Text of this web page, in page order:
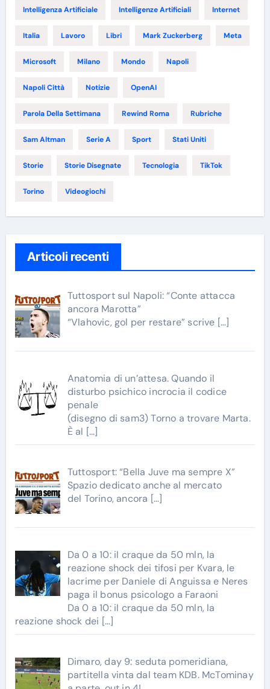
Intelligenza Artificiale Intelligenze Artificiali Internet
Italia Lavoro Libri Mark Zuckerberg Meta
Microsoft Milano Mondo Napoli
Napoli Città Notizie OpenAI
Parola Della Settimana Rewind Roma Rubriche
Sam Altman Serie A Sport Stati Uniti
Storie Storie Disegnate Tecnologia TikTok
Torino Videogiochi
Articoli recenti
Tuttosport sul Napoli: “Conte attacca
ancora Marotta”
“Vlahovic, gol per restare” scrive […]
Anatomia di un’attesa. Quando il
disturbo psichico incrocia il codice
penale
(disegno di sam3) Torno a trovare Marta.
È al […]
Tuttosport: “Bella Juve ma sempre X”
Spazio dedicato anche al mercato
del Torino, ancora […]
Da 0 a 10: il craque da 50 mln, la
reazione shock dei tifosi per Kvara, le
lacrime per Daniele di Anguissa e Neres
paga il bonus psicologo a Faraoni
Da 0 a 10: il craque da 50 mln, la
reazione shock dei […]
Dimaro, day 9: seduta pomeridiana,
partitella vinta dal team KDB. McTominay